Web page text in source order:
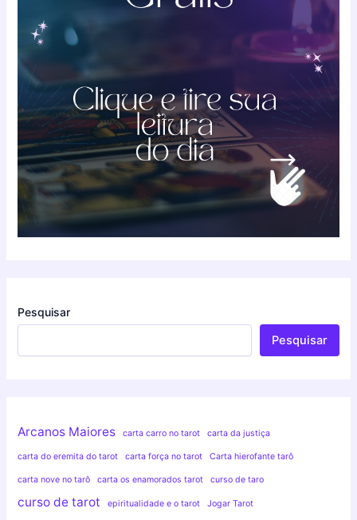
Pesquisar
Pesquisar
Arcanos Maiores carta carro no tarot carta da justiça
carta do eremita do tarot carta força no tarot Carta hierofante tarô
carta nove no tarô carta os enamorados tarot curso de taro
curso de tarot epiritualidade e o tarot Jogar Tarot